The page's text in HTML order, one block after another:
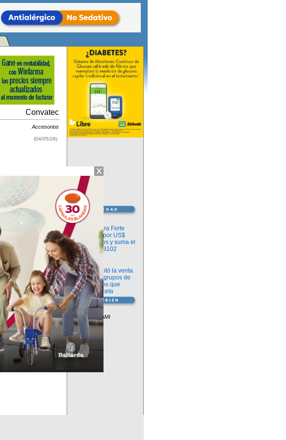
Convatec
Accesorios
(04/05/26)
y cuenta con 1
Información
argenx compra Forte
Biosciences por US$
2.200 millones y suma el
anticuerpo FB102
Información
ANMAT habilitó la venta
libre de diez grupos de
medicamentos que
requerían receta
Vademécum
Descuentos PAMI